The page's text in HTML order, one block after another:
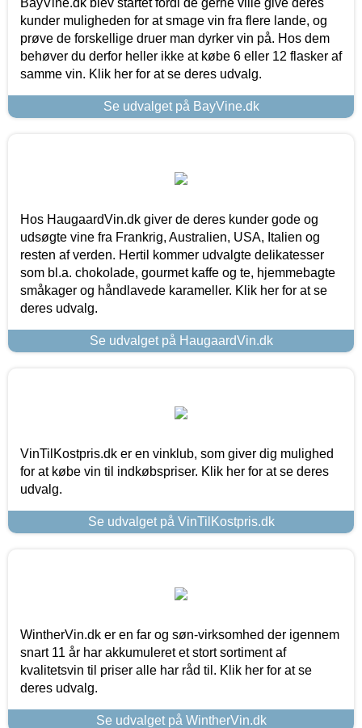
kunder muligheden for at smage vin fra flere lande, og
prøve de forskellige druer man dyrker vin på. Hos dem
behøver du derfor heller ikke at købe 6 eller 12 flasker af
samme vin. Klik her for at se deres udvalg.
Se udvalget på BayVine.dk
Hos HaugaardVin.dk giver de deres kunder gode og
udsøgte vine fra Frankrig, Australien, USA, Italien og
resten af verden. Hertil kommer udvalgte delikatesser
som bl.a. chokolade, gourmet kaffe og te, hjemmebagte
småkager og håndlavede karameller. Klik her for at se
deres udvalg.
Se udvalget på HaugaardVin.dk
VinTilKostpris.dk er en vinklub, som giver dig mulighed
for at købe vin til indkøbspriser. Klik her for at se deres
udvalg.
Se udvalget på VinTilKostpris.dk
WintherVin.dk er en far og søn-virksomhed der igennem
snart 11 år har akkumuleret et stort sortiment af
kvalitetsvin til priser alle har råd til. Klik her for at se
deres udvalg.
Se udvalget på WintherVin.dk